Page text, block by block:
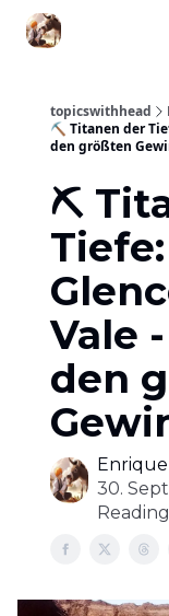
topicswithhead
⛏️ Titanen der
den größten
⛏️
Vale
den
30.